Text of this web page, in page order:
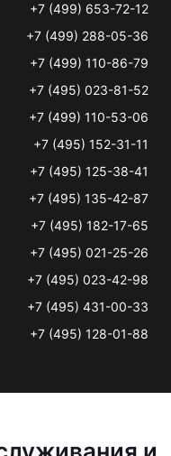
+7 (499) 653-72-12
+7 (499) 288-05-36
+7 (499) 110-86-79
+7 (495) 023-81-52
+7 (499) 110-53-06
+7 (495) 152-31-11
+7 (495) 125-38-41
+7 (495) 135-42-87
+7 (495) 182-17-65
+7 (495) 021-25-26
+7 (495) 023-42-98
+7 (495) 431-00-33
+7 (495) 128-01-88